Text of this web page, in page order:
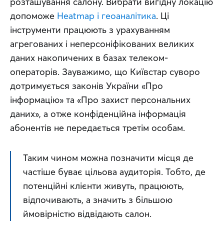
допоможе Heatmap і геоаналітика. Ці
інструменти працюють з урахуванням
агрегованих і неперсоніфікованих великих
даних накопичених в базах телеком-
операторів. Зауважимо, що Київстар суворо
дотримується законів України «Про
інформацію» та «Про захист персональних
даних», а отже конфіденційна інформація
абонентів не передається третім особам.
Таким чином можна позначити місця де
частіше буває цільова аудиторія. Тобто, де
потенційні клієнти живуть, працюють,
відпочивають, а значить з більшою
ймовірністю відвідають салон.